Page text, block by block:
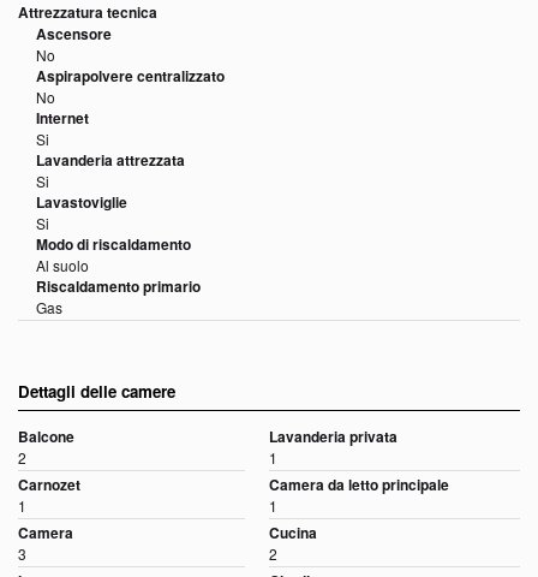
Attrezzatura tecnica
Ascensore
No
Aspirapolvere centralizzato
No
Internet
Si
Lavanderia attrezzata
Si
Lavastoviglie
Si
Modo di riscaldamento
Al suolo
Riscaldamento primario
Gas
Dettagli delle camere
Balcone
2
Lavanderia privata
1
Carnozet
1
Camera da letto principale
1
Camera
3
Cucina
2